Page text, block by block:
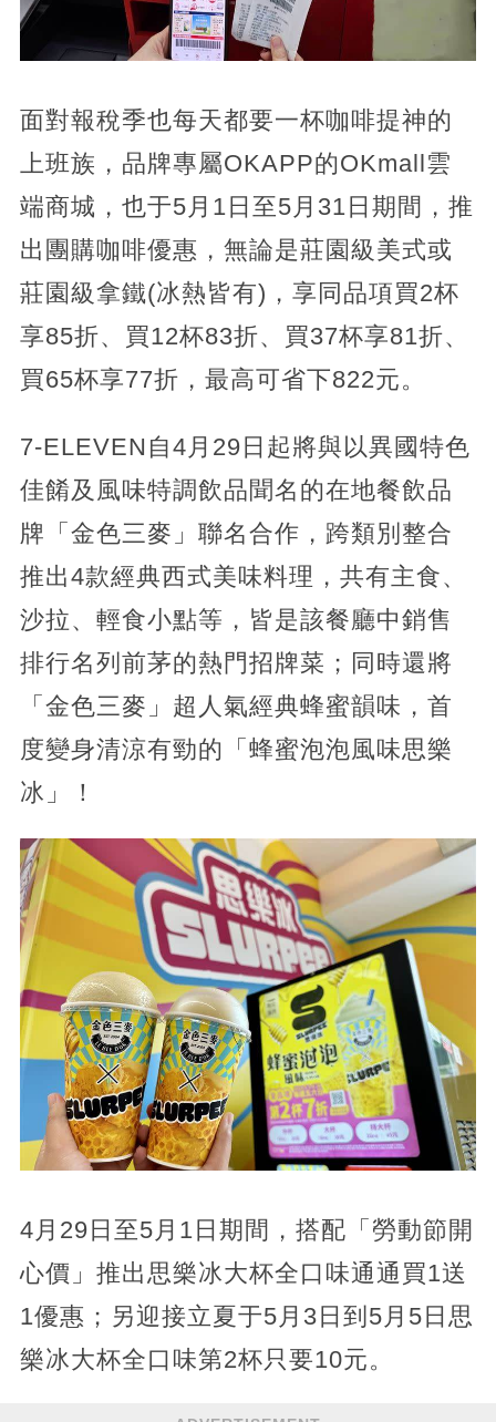
面對報稅季也每天都要一杯咖啡提神的
上班族，品牌專屬OKAPP的OKmall雲
端商城，也于5月1日至5月31日期間，推
出團購咖啡優惠，無論是莊園級美式或
莊園級拿鐵(冰熱皆有)，享同品項買2杯
享85折、買12杯83折、買37杯享81折、
買65杯享77折，最高可省下822元。
7-ELEVEN自4月29日起將與以異國特色
佳餚及風味特調飲品聞名的在地餐飲品
牌「金色三麥」聯名合作，跨類別整合
推出4款經典西式美味料理，共有主食、
沙拉、輕食小點等，皆是該餐廳中銷售
排行名列前茅的熱門招牌菜；同時還將
「金色三麥」超人氣經典蜂蜜韻味，首
度變身清涼有勁的「蜂蜜泡泡風味思樂
冰」！
4月29日至5月1日期間，搭配「勞動節開
心價」推出思樂冰大杯全口味通通買1送
1優惠；另迎接立夏于5月3日到5月5日思
樂冰大杯全口味第2杯只要10元。